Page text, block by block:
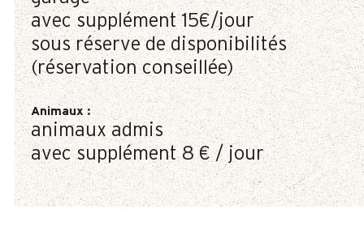
avec supplément 15€/jour
sous réserve de disponibilités
(réservation conseillée)
Animaux:
animaux admis
avec supplément 8 € / jour